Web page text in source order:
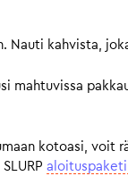
kahvista,
mahtuvissa
kotoasi, voit